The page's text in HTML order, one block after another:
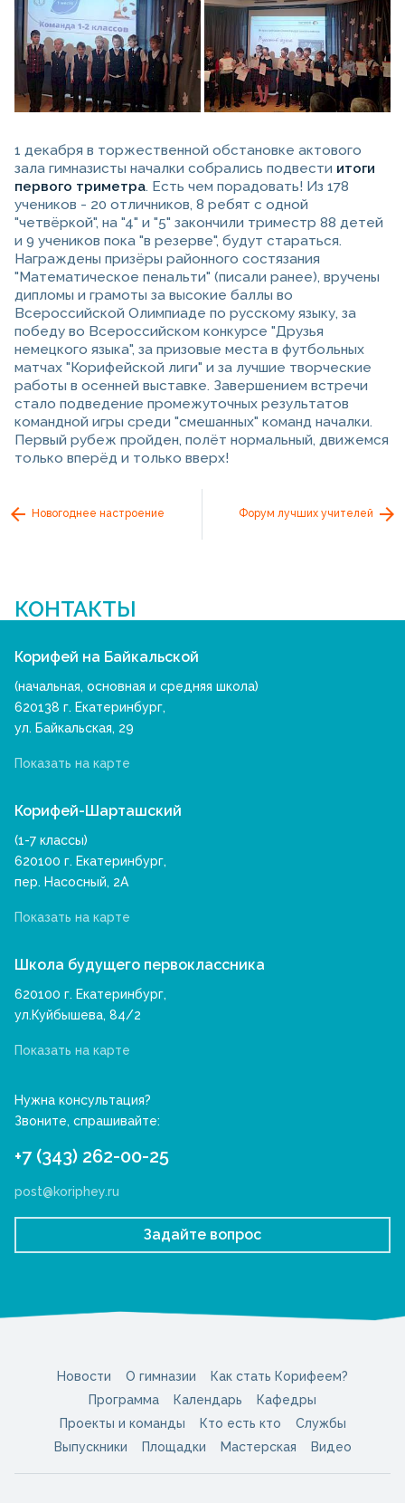
1 декабря в торжественной обстановке актового
зала гимназисты началки собрались подвести итоги
первого триметра. Есть чем порадовать! Из 178
учеников - 20 отличников, 8 ребят с одной
"четвёркой", на "4" и "5" закончили триместр 88 детей
и 9 учеников пока "в резерве", будут стараться.
Награждены призёры районного состязания
"Математическое пенальти" (писали ранее), вручены
дипломы и грамоты за высокие баллы во
Всероссийской Олимпиаде по русскому языку, за
победу во Всероссийском конкурсе "Друзья
немецкого языка", за призовые места в футбольных
матчах "Корифейской лиги" и за лучшие творческие
работы в осенней выставке. Завершением встречи
стало подведение промежуточных результатов
командной игры среди "смешанных" команд началки.
Первый рубеж пройден, полёт нормальный, движемся
только вперёд и только вверх!
Новогоднее настроение Форум лучших учителей
КОНТАКТЫ
Корифей на Байкальской
(начальная, основная и средняя школа)
620138 г. Екатеринбург,
ул. Байкальская, 29
Показать на карте
Корифей-Шарташский
(1-7 классы)
620100 г. Екатеринбург,
пер. Насосный, 2А
Показать на карте
Школа будущего первоклассника
620100 г. Екатеринбург,
ул.Куйбышева, 84/2
Показать на карте
Нужна консультация?
Звоните, спрашивайте:
+7 (343) 262-00-25
post@koriphey.ru
Задайте вопрос
Новости О гимназии
Как стать Корифеем?
Программа
Календарь
Кафедры
Проекты и команды
Кто есть кто
Службы
Выпускники
Площадки Мастерская Видео